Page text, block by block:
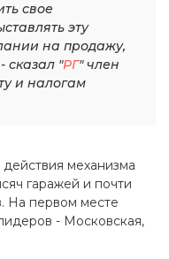
свое
эту
на продажу,
сказал "РГ" член
и налогам
механизма
гаражей и почти
На первом месте
- Московская,